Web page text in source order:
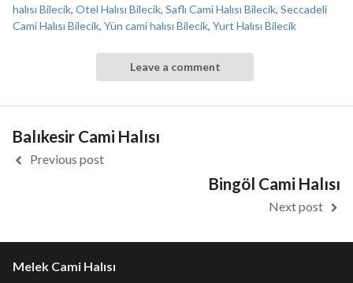
halısı Bilecik, Otel Halısı Bilecik, Saflı Cami Halısı Bilecik, Seccadeli
Cami Halısı Bilecik, Yün cami halısı Bilecik, Yurt Halısı Bilecik
Leave a comment
Balıkesir Cami Halısı
Previous post
Bingöl Cami Halısı
Next post
Melek Cami Halısı